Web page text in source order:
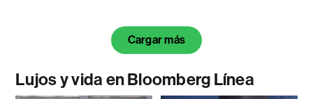
Cargar más
Lujos y vida en Bloomberg Línea